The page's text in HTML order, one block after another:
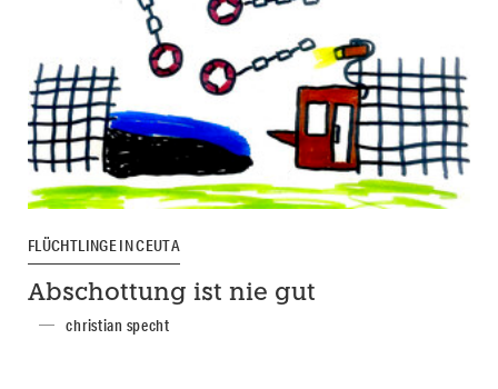
FLÜCHTLINGE IN CEUTA
Abschottung ist nie gut
christian specht